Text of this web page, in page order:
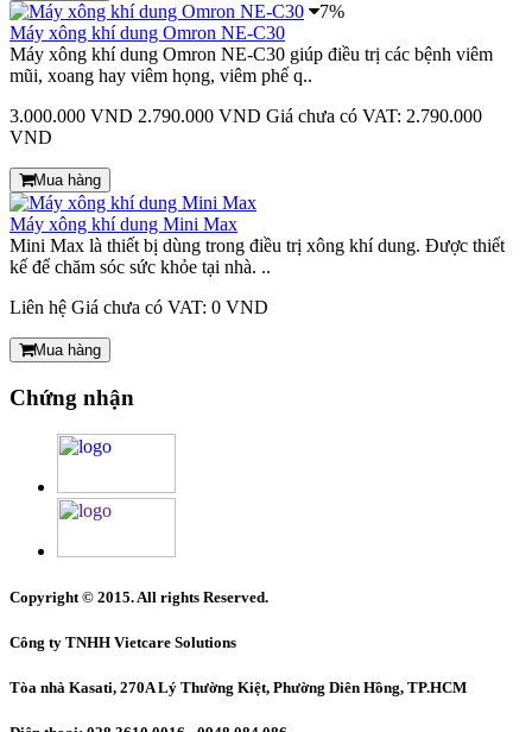
7%
Máy xông khí dung Omron NE-C30
Máy xông khí dung Omron NE-C30 giúp điều trị các bệnh viêm
mũi, xoang hay viêm họng, viêm phế q..
3.000.000 VND 2.790.000 VND Giá chưa có VAT: 2.790.000
VND
Mua hàng
Máy xông khí dung Mini Max
Mini Max là thiết bị dùng trong điều trị xông khí dung. Được thiết
kế để chăm sóc sức khỏe tại nhà. ..
Liên hệ Giá chưa có VAT: 0 VND
Mua hàng
Chứng nhận
Copyright © 2015. All rights Reserved.
Công ty TNHH Vietcare Solutions
Tòa nhà Kasati, 270A Lý Thường Kiệt, Phường Diên Hồng, TP.HCM